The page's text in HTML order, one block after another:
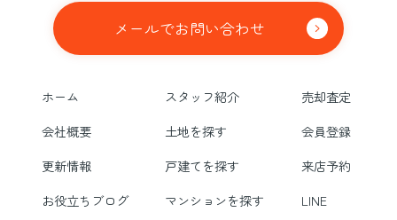
メールでお問い合わせ
ホーム スタッフ紹介
売却査定
会社概要
土地を探す
会員登録
更新情報
戸建てを探す
来店予約
お役立ちブログ
マンションを探す LINE